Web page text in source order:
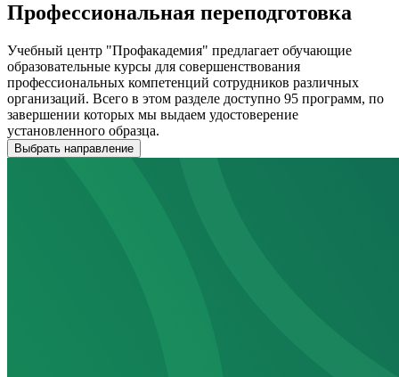
Профессиональная переподготовка
Учебный центр "Профакадемия" предлагает обучающие
образовательные курсы для совершенствования
профессиональных компетенций сотрудников различных
организаций. Всего в этом разделе доступно 95 программ, по
завершении которых мы выдаем удостоверение
установленного образца.
Выбрать направление